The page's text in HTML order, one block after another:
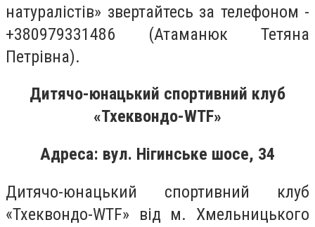
натуралістів» звертайтесь за телефоном -
+380979331486 (Атаманюк Тетяна
Петрівна).
Дитячо-юнацький спортивний клуб
«Тхеквондо-WTF»
Адреса: вул. Нігинське шосе, 34
Дитячо-юнацький спортивний клуб
«Тхеквондо-WTF» від м. Хмельницького